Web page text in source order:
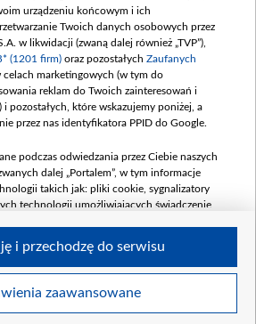
Polska S. A. w likwidacji
urządzeniu końcowym i ich
Twoich danych osobowych przez
w likwidacji (zwaną dalej również „TVP”),
(1201 firm) oraz pozostałych Zaufanych
celach marketingowych (w tym do
reklam do Twoich zainteresowań i
pozostałych, które wskazujemy poniżej, a
przez nas identyfikatora PPID do Google.
podczas odwiedzania przez Ciebie naszych
dalej „Portalem”, w tym informacje
takich jak: pliki cookie, sygnalizatory
technologii umożliwiających świadczenie
podczas odwiedzania przez Ciebie
zaawansowane
i przechodzę do serwisu